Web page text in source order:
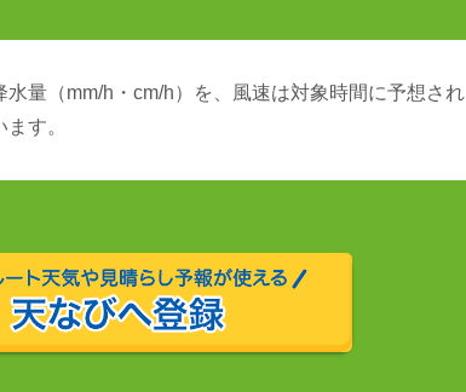
量（mm/h・cm/h）を、風速は対象時間に予想され
す。